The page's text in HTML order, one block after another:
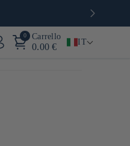
0 Carrello
0.00 € IT